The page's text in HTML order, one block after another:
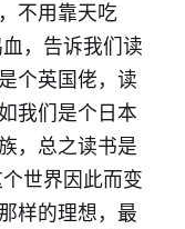
不用靠天吃
，告诉我们读
个英国佬，读
我们是个日本
，总之读书是
世界因此而变
样的理想，最